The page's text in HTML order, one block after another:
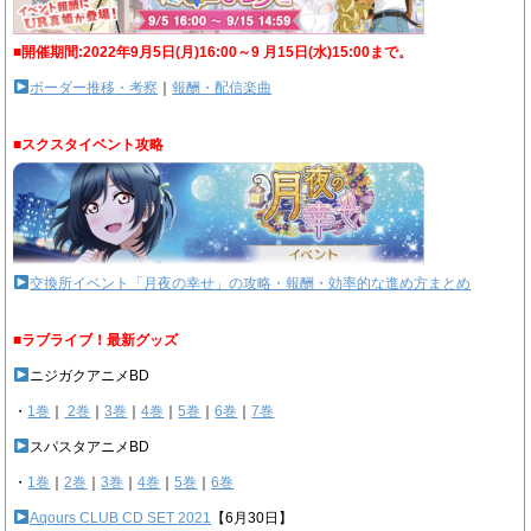
■開催期間:2022年9月5日(月)16:00～9 月15日(水)15:00まで。
ボーダー推移・考察 ｜報酬・配信楽曲
■スクスタイベント攻略
交換所イベント「月夜の幸せ」の攻略・報酬・効率的な進め方まとめ
■ラブライブ！最新グッズ
ニジガクアニメBD
・ 1巻 2巻 ｜3巻 ｜4巻 ｜5巻 ｜6巻 ｜7巻
スパスタアニメBD
・ 1巻 ｜2巻 ｜3巻 ｜4巻 ｜5巻 ｜6巻
Aqours CLUB CD SET 2021 【6月30日】